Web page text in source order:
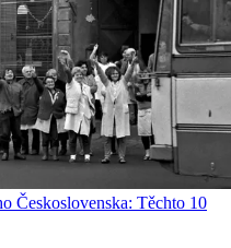
Československa: Těchto 10